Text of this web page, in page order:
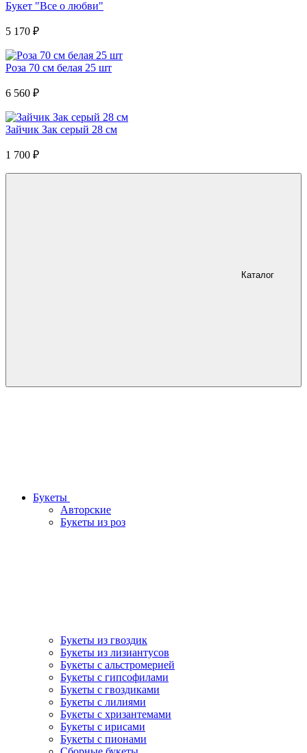
Букет "Все о любви"
5 170 ₽
Роза 70 см белая 25 шт
6 560 ₽
Зайчик Зак серый 28 см
1 700 ₽
Каталог
Букеты
Авторские
Букеты из роз
Букеты из гвоздик
Букеты из лизиантусов
Букеты с альстромерией
Букеты с гипсофилами
Букеты с гвоздиками
Букеты с лилиями
Букеты с хризантемами
Букеты с ирисами
Букеты с пионами